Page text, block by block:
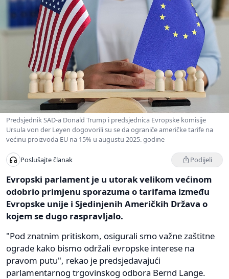
Predsjednik SAD-a Donald Trump i predsjednica Evropske komisije
Ursula von der Leyen dogovorili su se da ograniče američke tarife na
većinu proizvoda EU na 15% u augustu 2025. godine
Poslušajte članak Podijeli
Evropski parlament je u utorak velikom većinom
odobrio primjenu sporazuma o tarifama između
Evropske unije i Sjedinjenih Američkih Država o
kojem se dugo raspravljalo.
"Pod znatnim pritiskom, osigurali smo važne zaštitne
ograde kako bismo održali evropske interese na
pravom putu", rekao je predsjedavajući
parlamentarnog trgovinskog odbora Bernd Lange.